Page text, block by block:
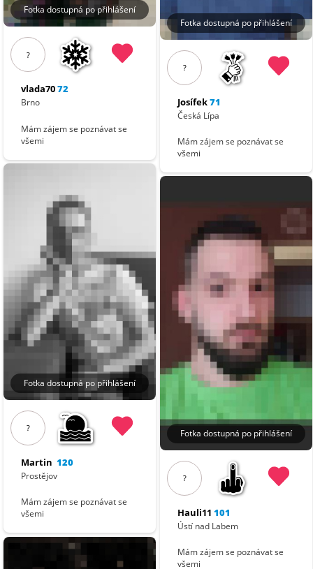
Fotka dostupná po přihlášení
?
vlada7072
Brno
Mám zájem se poznávat se
všemi
Fotka dostupná po přihlášení
?
Martin 120
Prostějov
Mám zájem se poznávat se
všemi
Fotka dostupná po přihlášení
?
Josífek71
Česká Lípa
Mám zájem se poznávat se
všemi
Fotka dostupná po přihlášení
?
Hauli11 101
Ústí nad Labem
Mám zájem se poznávat se
všemi